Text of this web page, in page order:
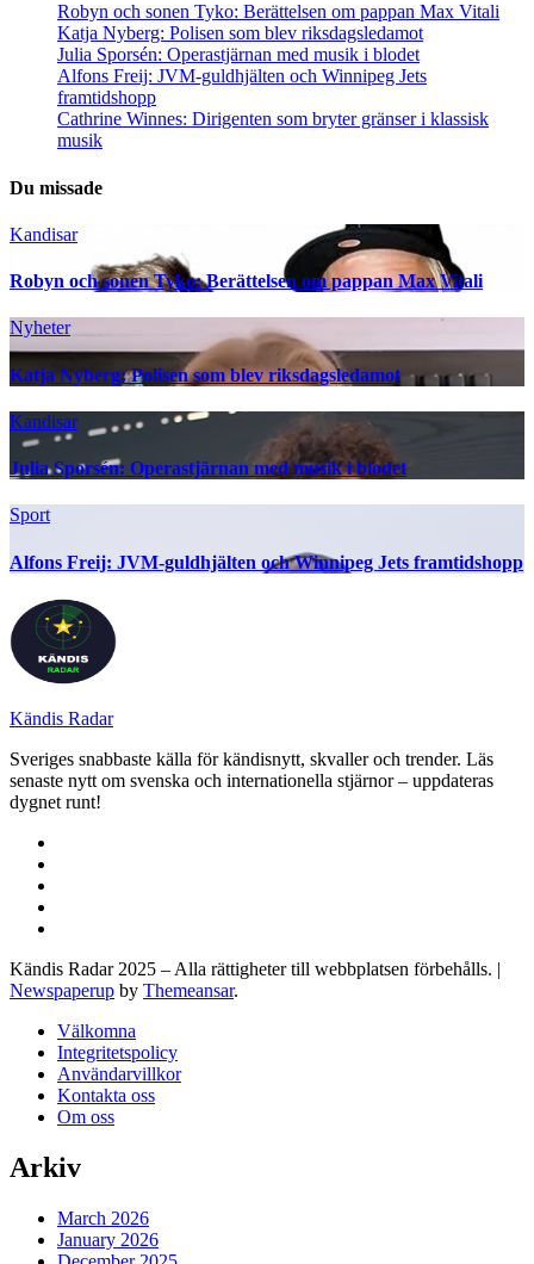
Robyn och sonen Tyko: Berättelsen om pappan Max Vitali
Katja Nyberg: Polisen som blev riksdagsledamot
Julia Sporsén: Operastjärnan med musik i blodet
Alfons Freij: JVM-guldhjälten och Winnipeg Jets
framtidshopp
Cathrine Winnes: Dirigenten som bryter gränser i klassisk
musik
Du missade
Kandisar
Robyn och sonen Tyko: Berättelsen om pappan Max Vitali
Nyheter
Katja Nyberg: Polisen som blev riksdagsledamot
Kandisar
Julia Sporsén: Operastjärnan med musik i blodet
Sport
Alfons Freij: JVM-guldhjälten och Winnipeg Jets framtidshopp
Kändis Radar
Sveriges snabbaste källa för kändisnytt, skvaller och trender. Läs
senaste nytt om svenska och internationella stjärnor – uppdateras
dygnet runt!
Kändis Radar 2025 – Alla rättigheter till webbplatsen förbehålls. |
Newspaperup by Themeansar.
Välkomna
Integritetspolicy
Användarvillkor
Kontakta oss
Om oss
Arkiv
March 2026
January 2026